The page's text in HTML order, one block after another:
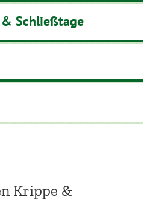
Schließtage
Krippe &